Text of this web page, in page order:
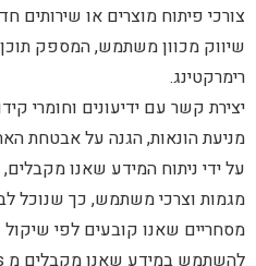
צורכי פיתוח מוצרים או שירותים
שיווק מכוון משתמש, המספק
רימרקטינג.
יצירת קשר עם ידיעונים וחומרי
מניעת הונאות, הגנה על אבטחת
על ידי ניתוח המידע שאנו
מגמות וצרכי משתמש, כך שנוכל